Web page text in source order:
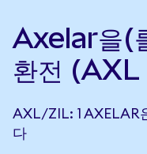
Axelar을(
환전
AXL/ZIL: 1 AXELAR
다